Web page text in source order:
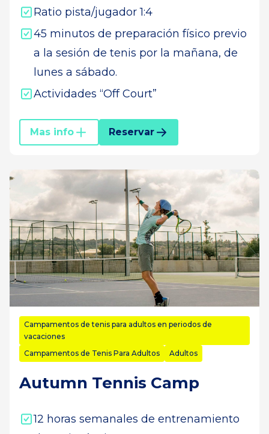
Ratio pista/jugador 1:4
45 minutos de preparación físico previo
a la sesión de tenis por la mañana, de
lunes a sábado.
Actividades “Off Court”
Mas info Reservar
Campamentos de tenis para adultos en periodos de
vacaciones
Campamentos de Tenis Para Adultos
Adultos
Autumn Tennis Camp
12 horas semanales de entrenamiento